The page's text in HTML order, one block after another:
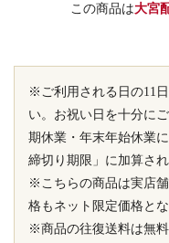
この商品は大宮
※ご利用される日の11
い。お祝い日を十分に
期休業・年末年始休業
締切り期限」に加算さ
※こちらの商品は実店
格もネット限定価格とな
※商品の往復送料は無